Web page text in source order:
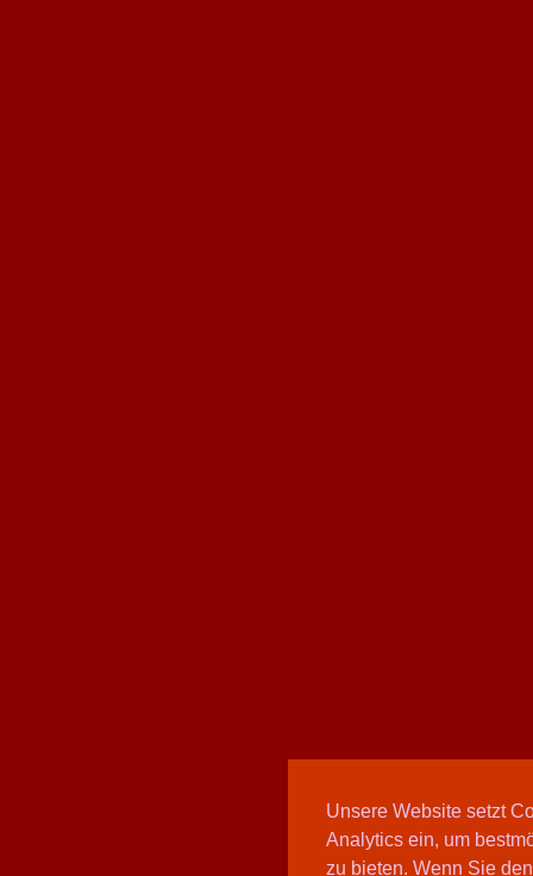
Unsere Website setzt
Analytics ein, um
zu bieten. Wenn Sie